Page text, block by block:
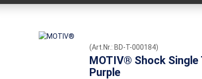
(Art.Nr.: BD-T-000184)
MOTIV® Shock Single
Purple